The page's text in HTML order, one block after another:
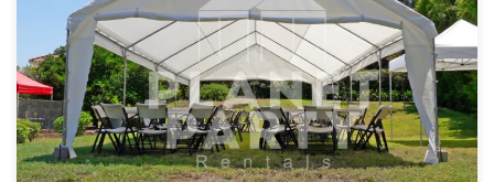
20ft x 40ft Carpa | Precios | Fotos – Carpas para Renta 818 207 8502
20ft x 40ft Carpa Precio de Renta 20ft x 40ft Carpa $400.00 Carpas para
fiestas|Van
Nuys|Arleta|SunValley|Pacoima|NorthHollywood|SanFernando|Sylmar